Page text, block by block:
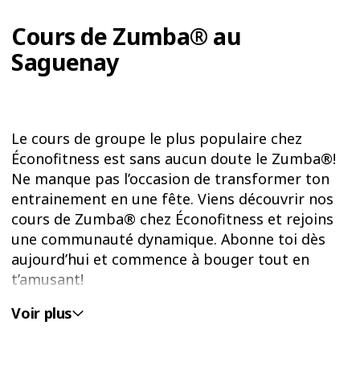
Cours de Zumba® au
Saguenay
Le cours de groupe le plus populaire chez
Éconofitness est sans aucun doute le Zumba®!
Ne manque pas l’occasion de transformer ton
entrainement en une fête. Viens découvrir nos
cours de Zumba® chez Éconofitness et rejoins
une communauté dynamique. Abonne toi dès
aujourd’hui et commence à bouger tout en
t’amusant!
BOUGE, DANSE ET BRÛLE
Voir plus